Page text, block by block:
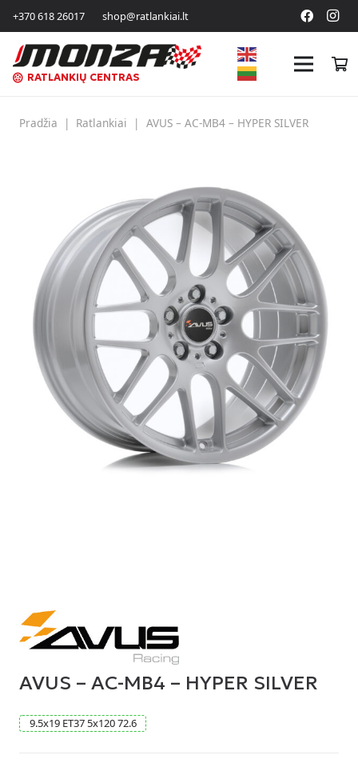
+370 618 26017 shop@ratlankiai.lt
RATLANKIŲ CENTRAS
Pradžia | Ratlankiai | AVUS – AC-MB4 – HYPER SILVER
AVUS – AC-MB4 – HYPER SILVER
9.5x19 ET37 5x12072.6